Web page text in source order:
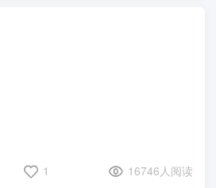
1 16746人阅读